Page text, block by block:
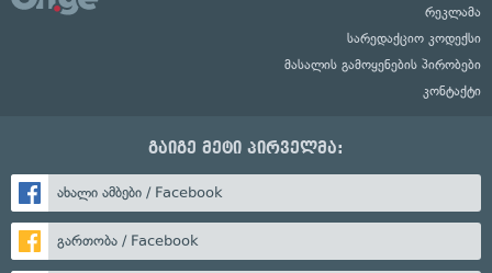
რეკლამა
სარედაქციო კოდექსი
მასალის გამოყენების პირობები
კონტაქტი
გაიგე მეტი პირველმა:
ახალი ამბები / Facebook
გართობა / Facebook